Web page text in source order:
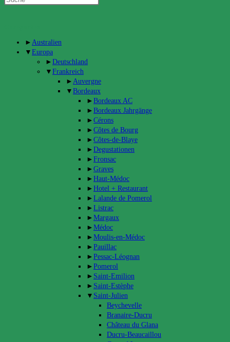
► Australien
▼ Europa
► Deutschland
▼ Frankreich
► Auvergne
▼ Bordeaux
► Bordeaux AC
► Bordeaux Jahrgänge
► Cérons
► Côtes de Bourg
► Côtes-de-Blaye
► Degustationen
► Fronsac
► Graves
► Haut-Médoc
► Hotel + Restaurant
► Lalande de Pomerol
► Listrac
► Margaux
► Médoc
► Moulis-en-Médoc
► Pauillac
► Pessac-Léognan
► Pomerol
► Saint-Emilion
► Saint-Estèphe
▼ Saint-Julien
Beychevelle
Branaire-Ducru
Château du Glana
Ducru-Beaucaillou